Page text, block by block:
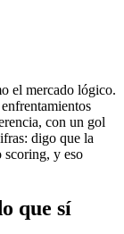
el mercado lógico.
con un gol
digo que la
scoring, y eso
que sí